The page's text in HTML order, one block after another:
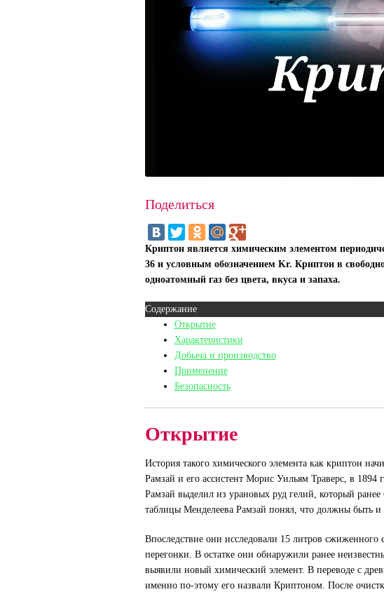
Поделиться
Криптон является химическим элементом
36 и условным обозначением Kr. Криптон в
одноатомный газ без цвета, вкуса и запаха.
Содержание
Открытие
Характеристики
Добыча и производство
Применение
Безопасность
Открытие
История такого химического элемента как криптон
Рамзай и его ассистент Морис Уильям Траверс, в 1894
Рамзай выделил из урановых руд гелий, который
таблицы Менделеева Рамзай понял, что должны быть и
Впоследствие они исследовали 15 литров
перегонки. В остатке они обнаружили ранее
выявили новый химический элемент. В переводе с
именно по-этому его назвали Криптоном. После